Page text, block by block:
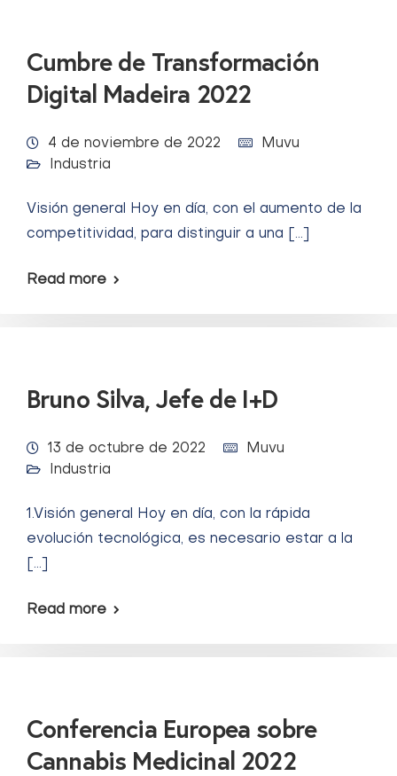
Cumbre de Transformación
Digital Madeira 2022
4 de noviembre de 2022
Muvu
Industria
Visión general Hoy en día, con el aumento de la
competitividad, para distinguir a una […]
Read more
Bruno Silva, Jefe de I+D
13 de octubre de 2022
Muvu
Industria
1.Visión general Hoy en día, con la rápida
evolución tecnológica, es necesario estar a la
[…]
Read more
Conferencia Europea sobre
Cannabis Medicinal 2022